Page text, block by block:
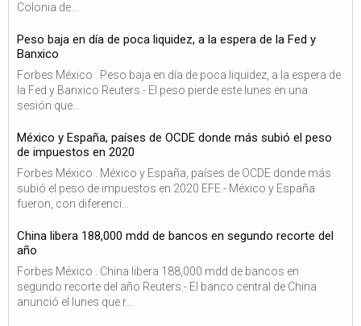
Colonia de...
Peso baja en día de poca liquidez, a la espera de la Fed y
Banxico
Forbes México . Peso baja en día de poca liquidez, a la espera de
la Fed y Banxico Reuters.- El peso pierde este lunes en una
sesión que...
México y España, países de OCDE donde más subió el peso
de impuestos en 2020
Forbes México . México y España, países de OCDE donde más
subió el peso de impuestos en 2020 EFE.- México y España
fueron, con diferenci...
China libera 188,000 mdd de bancos en segundo recorte del
año
Forbes México . China libera 188,000 mdd de bancos en
segundo recorte del año Reuters.- El banco central de China
anunció el lunes que r...